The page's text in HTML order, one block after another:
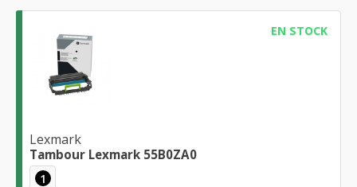
EN STOCK
Lexmark
Tambour Lexmark 55B0ZA0
1